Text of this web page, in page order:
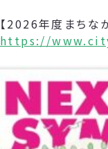
【2026年度まちな
https://